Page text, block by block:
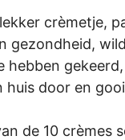
crèmetje,
gezondheid,
huis door en
de 10 crèmes